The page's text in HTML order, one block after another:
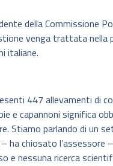
della Commissione
venga trattata nella
italiane.
447 allevamenti di
e capannoni significa
Stiamo parlando di un
ha chiosato
e nessuna ricerca